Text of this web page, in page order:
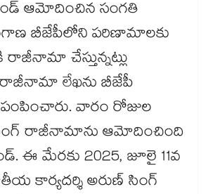
ఆమోదించిన సంగతి
బీజేపీలోని పరిణామాలకు
చేస్తున్నట్లు
రాజీనామా లేఖను బీజేపీ
వారం రోజుల
రాజీనామాను ఆమోదించింది
ఈ మేరకు 2025, జూలై 11వ
కార్యదర్శి అరుణ్ సింగ్